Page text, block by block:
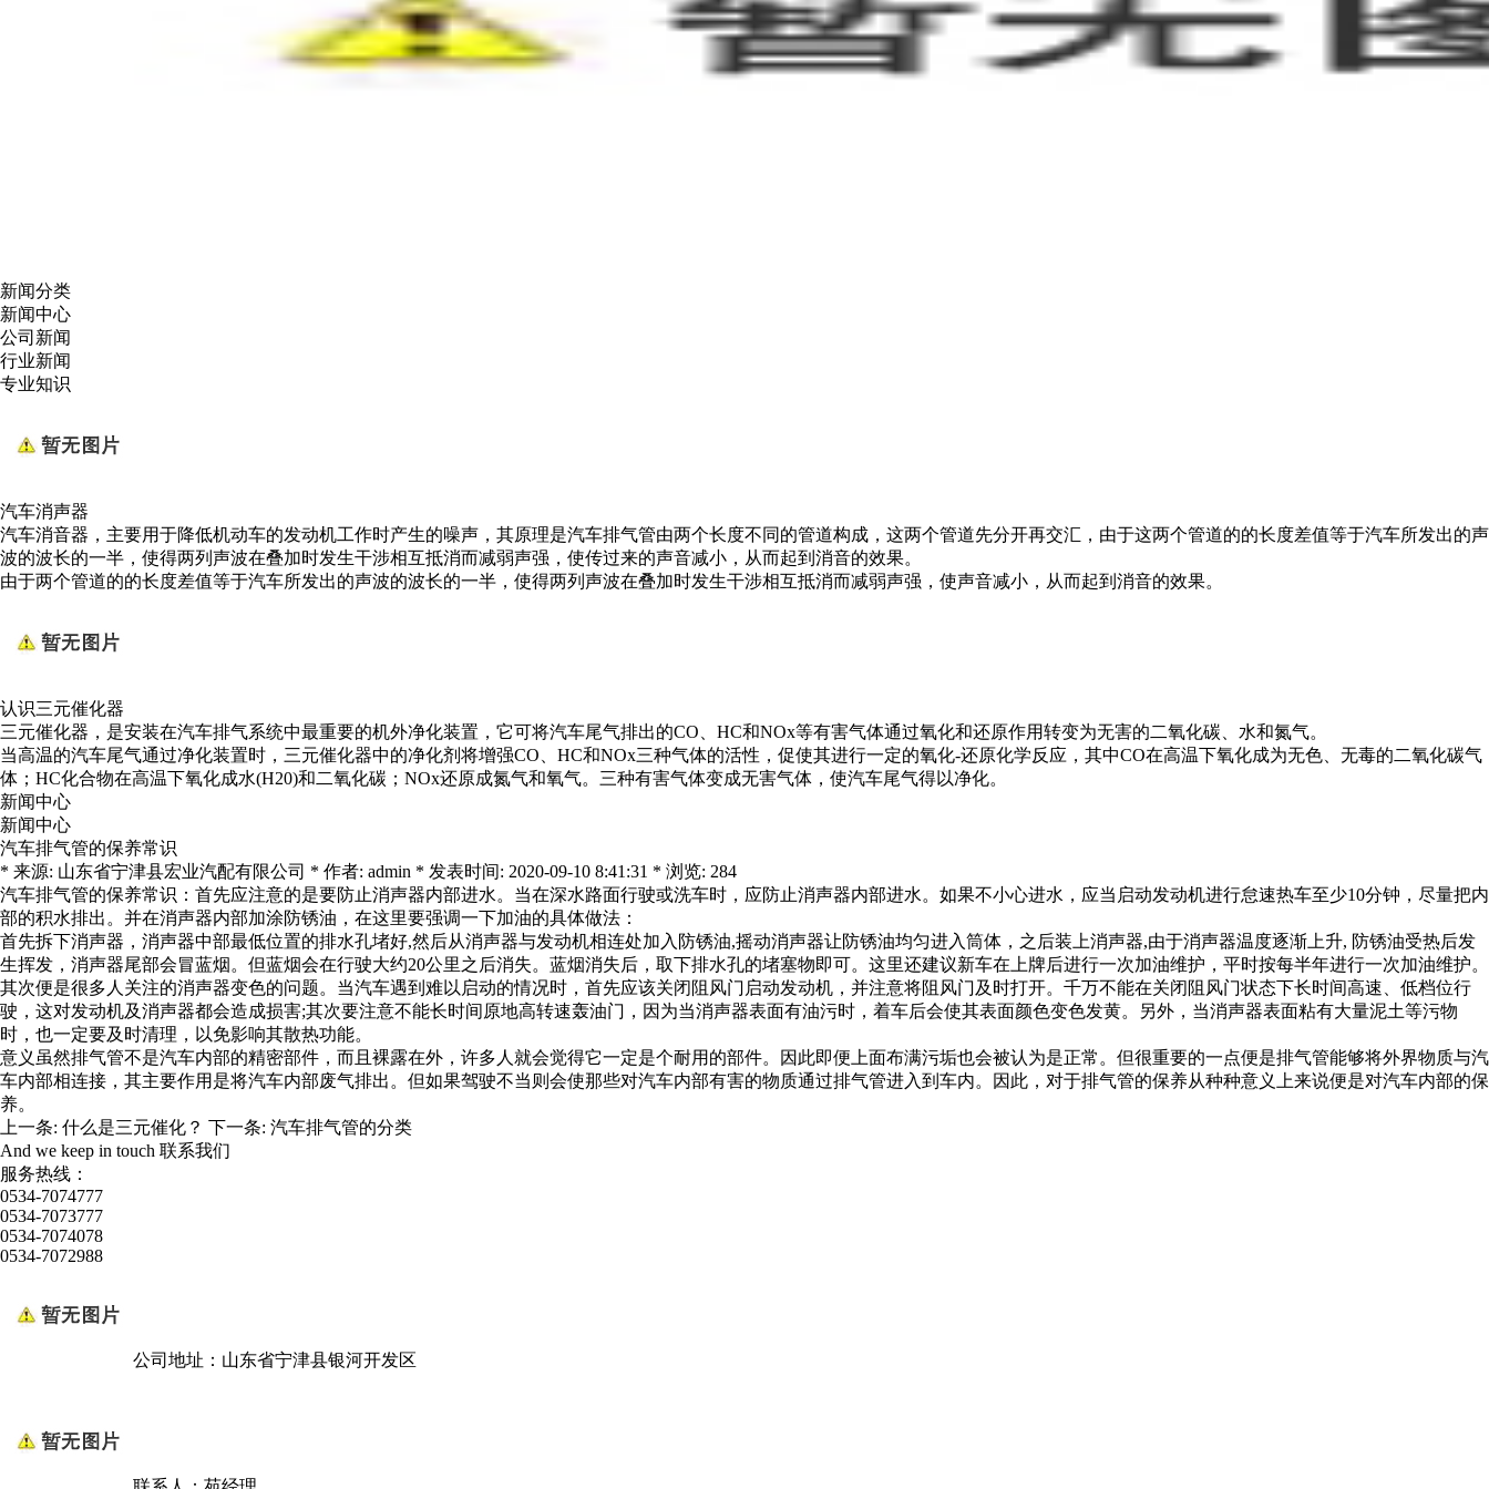
新闻分类
新闻中心
公司新闻
行业新闻
专业知识
汽车消声器
汽车消音器，主要用于降低机动车的发动机工作时产生的噪声，其原理是汽车排气管由两个长度不同的管道构成，这两个管道先分开再交汇，由于这两个管道的的长度差值等于汽车所发出的声
波的波长的一半，使得两列声波在叠加时发生干涉相互抵消而减弱声强，使传过来的声音减小，从而起到消音的效果。
由于两个管道的的长度差值等于汽车所发出的声波的波长的一半，使得两列声波在叠加时发生干涉相互抵消而减弱声强，使声音减小，从而起到消音的效果。
认识三元催化器
三元催化器，是安装在汽车排气系统中最重要的机外净化装置，它可将汽车尾气排出的CO、HC和NOx等有害气体通过氧化和还原作用转变为无害的二氧化碳、水和氮气。
当高温的汽车尾气通过净化装置时，三元催化器中的净化剂将增强CO、HC和NOx三种气体的活性，促使其进行一定的氧化-还原化学反应，其中CO在高温下氧化成为无色、无毒的二氧化碳气
体；HC化合物在高温下氧化成水(H20)和二氧化碳；NOx还原成氮气和氧气。三种有害气体变成无害气体，使汽车尾气得以净化。
新闻中心
新闻中心
汽车排气管的保养常识
* 来源: 山东省宁津县宏业汽配有限公司 * 作者: admin * 发表时间: 2020-09-10 8:41:31 * 浏览: 284
汽车排气管的保养常识：首先应注意的是要防止消声器内部进水。当在深水路面行驶或洗车时，应防止消声器内部进水。如果不小心进水，应当启动发动机进行怠速热车至少10分钟，尽量把内
部的积水排出。并在消声器内部加涂防锈油，在这里要强调一下加油的具体做法：
首先拆下消声器，消声器中部最低位置的排水孔堵好,然后从消声器与发动机相连处加入防锈油,摇动消声器让防锈油均匀进入筒体，之后装上消声器,由于消声器温度逐渐上升, 防锈油受热后发
生挥发，消声器尾部会冒蓝烟。但蓝烟会在行驶大约20公里之后消失。蓝烟消失后，取下排水孔的堵塞物即可。这里还建议新车在上牌后进行一次加油维护，平时按每半年进行一次加油维护。
其次便是很多人关注的消声器变色的问题。当汽车遇到难以启动的情况时，首先应该关闭阻风门启动发动机，并注意将阻风门及时打开。千万不能在关闭阻风门状态下长时间高速、低档位行
驶，这对发动机及消声器都会造成损害;其次要注意不能长时间原地高转速轰油门，因为当消声器表面有油污时，着车后会使其表面颜色变色发黄。另外，当消声器表面粘有大量泥土等污物
时，也一定要及时清理，以免影响其散热功能。
意义虽然排气管不是汽车内部的精密部件，而且裸露在外，许多人就会觉得它一定是个耐用的部件。因此即便上面布满污垢也会被认为是正常。但很重要的一点便是排气管能够将外界物质与汽
车内部相连接，其主要作用是将汽车内部废气排出。但如果驾驶不当则会使那些对汽车内部有害的物质通过排气管进入到车内。因此，对于排气管的保养从种种意义上来说便是对汽车内部的保
养。
上一条: 什么是三元催化？ 下一条: 汽车排气管的分类
And we keep in touch 联系我们
服务热线：
0534-7074777
0534-7073777
0534-7074078
0534-7072988
公司地址：山东省宁津县银河开发区